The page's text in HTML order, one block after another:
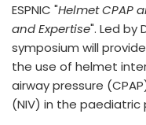
ESPNIC "Helmet CPAP
and Expertise". Led by
symposium will
the use of helmet
airway pressure
(NIV) in the paediatric